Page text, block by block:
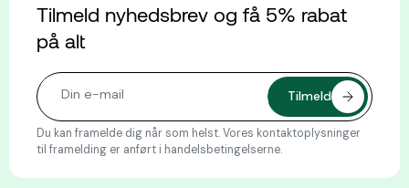
Tilmeld nyhedsbrev og få 5% rabat
på alt
Du kan framelde dig når som helst. Vores kontaktoplysninger
til framelding er anført i handelsbetingelserne.